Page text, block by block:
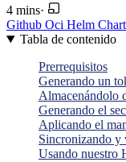
4 mins·
Github Oci Helm Chart
Tabla de contenido
Prerrequisitos
Generando un
Almacenándolo
Generando el
Aplicando el
Sincronizando y
Usando nuestro